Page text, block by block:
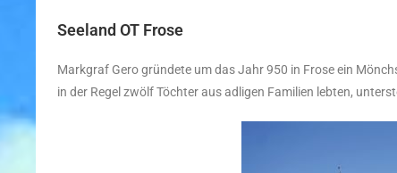
Seeland OT Frose
Markgraf Gero gründete um das Jahr 950 in Frose ein
in der Regel zwölf Töchter aus adligen Familien lebten,